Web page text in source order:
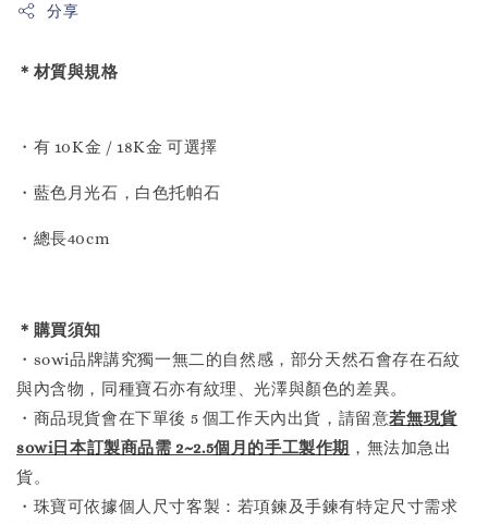
分享
＊材質與規格
・有 10K金 / 18K金 可選擇
・藍色月光石，白色托帕石
・總長40cm
＊購買須知
・sowi品牌講究獨一無二的自然感，部分天然石會存在石紋
與內含物，同種寶石亦有紋理、光澤與顏色的差異。
・商品現貨會在下單後 5 個工作天內出貨，請留意若無現貨
sowi日本訂製商品需 2~2.5個月的手工製作期 ，無法加急出
貨。
・珠寶可依據個人尺寸客製：若項鍊及手鍊有特定尺寸需求